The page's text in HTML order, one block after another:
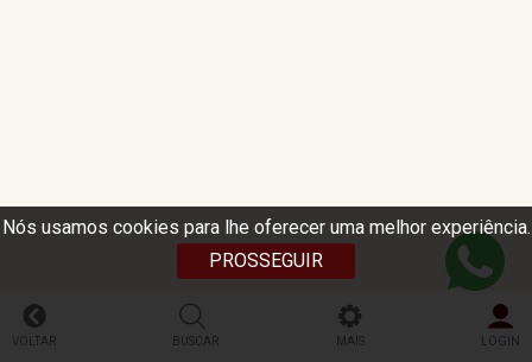
Nós usamos cookies para lhe oferecer uma melhor experiência.
PROSSEGUIR
VOLTAR BUSCAR MAIS LOGIN